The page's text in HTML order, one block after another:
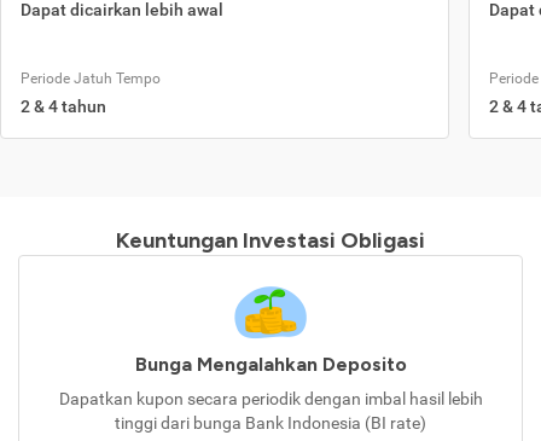
Dapat dicairkan lebih awal
Periode Jatuh Tempo
2 & 4 tahun
Dapat
2 & 4
Keuntungan Investasi Obligasi
Bunga Mengalahkan Deposito
Dapatkan kupon secara periodik dengan imbal hasil lebih
tinggi dari bunga Bank Indonesia (BI rate)